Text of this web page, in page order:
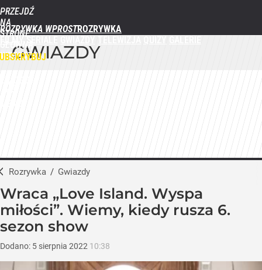
PRZEJDŹ
NA
STRONĘ
GŁÓWNĄ
WPROST.PL
ROZRYWKA WPROST
GWIAZDY
Rozrywka / Gwiazdy
Wraca „Love Island. Wyspa
miłości”. Wiemy, kiedy rusza 6.
sezon show
Dodano: 5 sierpnia 2022 10:38